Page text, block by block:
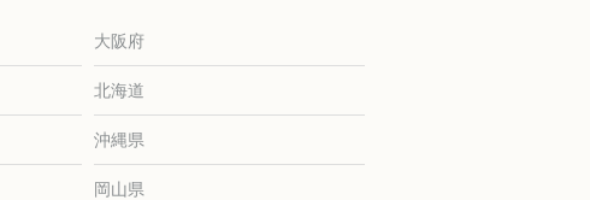
大阪府
北海道
沖縄県
岡山県